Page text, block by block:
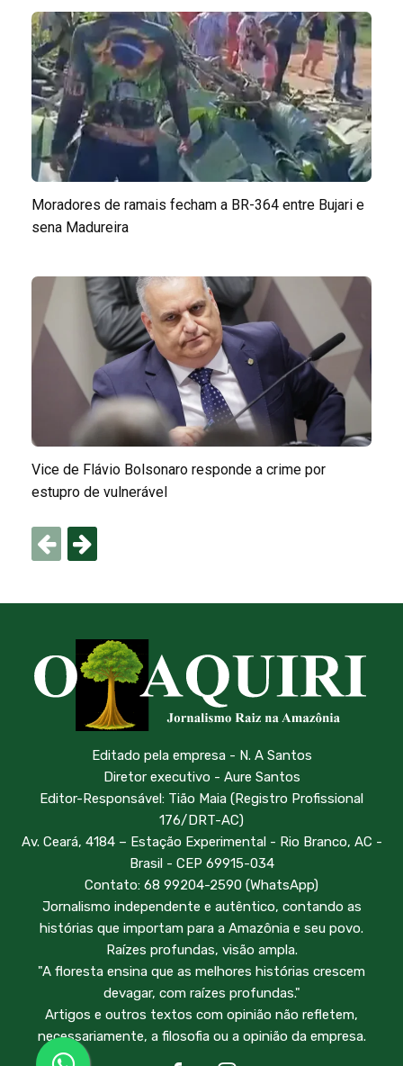
Moradores de ramais fecham a BR-364 entre Bujari e
sena Madureira
Vice de Flávio Bolsonaro responde a crime por
estupro de vulnerável
Editado pela empresa - N. A Santos
Diretor executivo - Aure Santos
Editor-Responsável: Tião Maia (Registro Profissional
176/DRT-AC)
Av. Ceará, 4184 – Estação Experimental - Rio Branco, AC -
Brasil - CEP 69915-034
Contato: 68 99204-2590 (WhatsApp)
Jornalismo independente e autêntico, contando as
histórias que importam para a Amazônia e seu povo.
Raízes profundas, visão ampla.
"A floresta ensina que as melhores histórias crescem
devagar, com raízes profundas."
Artigos e outros textos com opinião não refletem,
necessariamente, a filosofia ou a opinião da empresa.